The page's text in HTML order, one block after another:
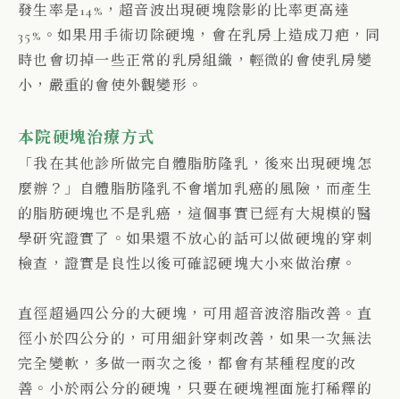
發生率是14%，超音波出現硬塊陰影的比率更高達
35%。如果用手術切除硬塊，會在乳房上造成刀疤，同
時也會切掉一些正常的乳房組織，輕微的會使乳房變
小，嚴重的會使外觀變形。
本院硬塊治療方式
「我在其他診所做完自體脂肪隆乳，後來出現硬塊怎
麼辦？」自體脂肪隆乳不會增加乳癌的風險，而產生
的脂肪硬塊也不是乳癌，這個事實已經有大規模的醫
學研究證實了。如果還不放心的話可以做硬塊的穿刺
檢查，證實是良性以後可確認硬塊大小來做治療。
直徑超過四公分的大硬塊，可用超音波溶脂改善。直
徑小於四公分的，可用細針穿刺改善，如果一次無法
完全變軟，多做一兩次之後，都會有某種程度的改
善。小於兩公分的硬塊，只要在硬塊裡面施打稀釋的